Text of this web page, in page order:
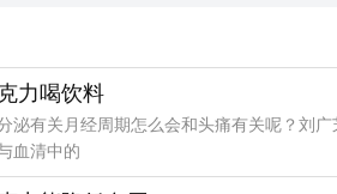
力喝饮料
泌有关月经周期怎么会和头痛有关呢？刘广
血清中的